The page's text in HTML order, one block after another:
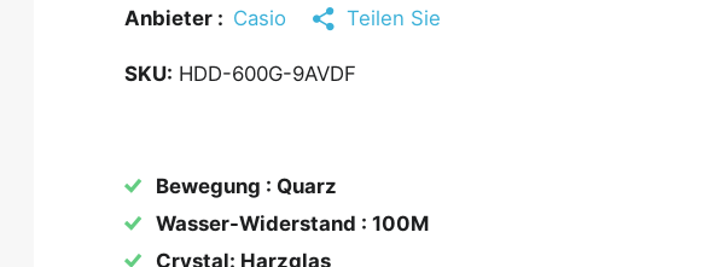
Anbieter : Casio Teilen Sie
SKU: HDD-600G-9AVDF
Bewegung : Quarz
Wasser-Widerstand : 100M
Crystal: Harzglas